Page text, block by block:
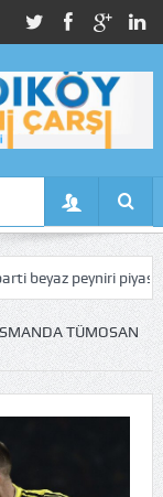
piyasadan
TÜMOSAN